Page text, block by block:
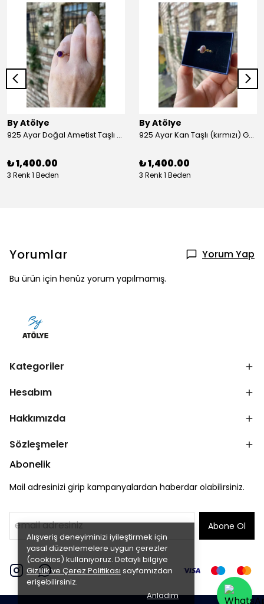
Alışveriş deneyiminizi iyileştirmek için
yasal düzenlemelere uygun çerezler
(cookies) kullanıyoruz. Detaylı bilgiye
Gizlilik ve Çerez Politikası sayfamızdan
erişebilirsiniz.
Anladım
By Atölye
925 Ayar Doğal Ametist Taşlı Yuvarlak Gümüş Yüzük
₺ 1,400.00
3 Renk 1 Beden
By Atölye
925 Ayar Kan Taşlı (kırmızı) Gümüş Yüzük
₺ 1,400.00
3 Renk 1 Beden
Yorumlar Yorum Yap
Bu ürün için henüz yorum yapılmamış.
Kategoriler
Hesabım
Hakkımızda
Sözleşmeler
Abonelik
Mail adresinizi girip kampanyalardan haberdar olabilirsiniz.
Abone Ol